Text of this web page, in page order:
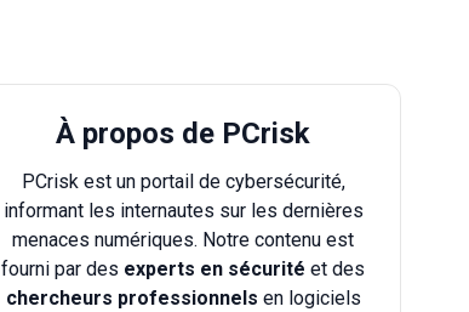
À propos de PCrisk
PCrisk est un portail de cybersécurité,
informant les internautes sur les dernières
menaces numériques. Notre contenu est
fourni par des experts en sécurité et des
chercheurs professionnels en logiciels